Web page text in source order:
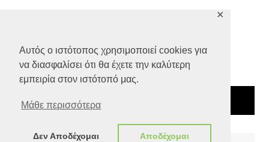
Αυτός ο ιστότοπος χρησιμοποιεί cookies για
να διασφαλίσει ότι θα έχετε την καλύτερη
εμπειρία στον ιστότοπό μας.
Μάθε περισσότερα
Δεν Αποδέχομαι Αποδέχομαι
✕